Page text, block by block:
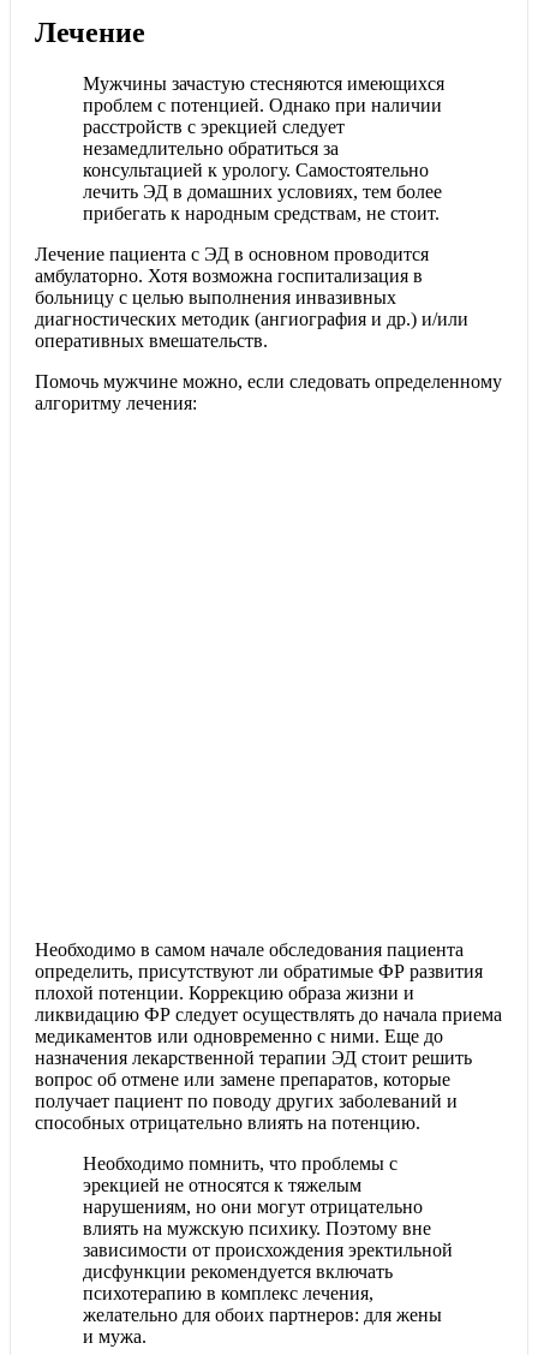
Лечение
Мужчины зачастую стесняются имеющихся
проблем с потенцией. Однако при наличии
расстройств с эрекцией следует
незамедлительно обратиться за
консультацией к урологу. Самостоятельно
лечить ЭД в домашних условиях, тем более
прибегать к народным средствам, не стоит.
Лечение пациента с ЭД в основном проводится
амбулаторно. Хотя возможна госпитализация в
больницу с целью выполнения инвазивных
диагностических методик (ангиография и др.) и/или
оперативных вмешательств.
Помочь мужчине можно, если следовать определенному
алгоритму лечения:
Необходимо в самом начале обследования пациента
определить, присутствуют ли обратимые ФР развития
плохой потенции. Коррекцию образа жизни и
ликвидацию ФР следует осуществлять до начала приема
медикаментов или одновременно с ними. Еще до
назначения лекарственной терапии ЭД стоит решить
вопрос об отмене или замене препаратов, которые
получает пациент по поводу других заболеваний и
способных отрицательно влиять на потенцию.
Необходимо помнить, что проблемы с
эрекцией не относятся к тяжелым
нарушениям, но они могут отрицательно
влиять на мужскую психику. Поэтому вне
зависимости от происхождения эректильной
дисфункции рекомендуется включать
психотерапию в комплекс лечения,
желательно для обоих партнеров: для жены
и мужа.